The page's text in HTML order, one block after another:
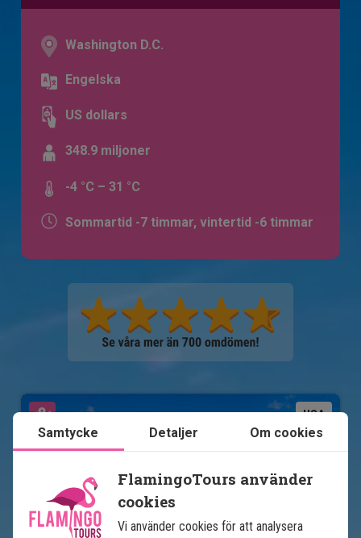
Washington D.C.
Engelska
US dollars
348.9 miljoner
-4 °C – 31 °C
Sommartid -7 timmar, vintertid -6 timmar
USA
Se karta
Samtycke
Detaljer Om cookies
FlamingoTours använder
cookies
Vi använder cookies för att analysera